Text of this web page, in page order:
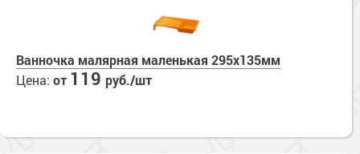
Ванночка малярная маленькая 295х135мм
Цена: от 119 руб./шт